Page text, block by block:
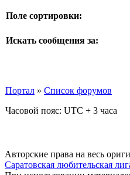
Поле сортировки:
Искать сообщения за:
Портал » Список форумов
Часовой пояс: UTC + 3 часа
Авторские права на весь
Саратовская любительская